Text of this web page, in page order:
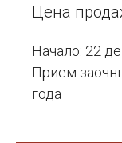
Цена
Начало: 22
Прием
года